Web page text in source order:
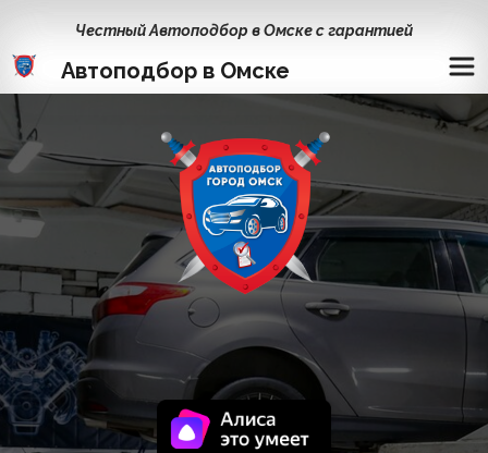
Честный Автоподбор в Омске с гарантией
Автоподбор в Омске